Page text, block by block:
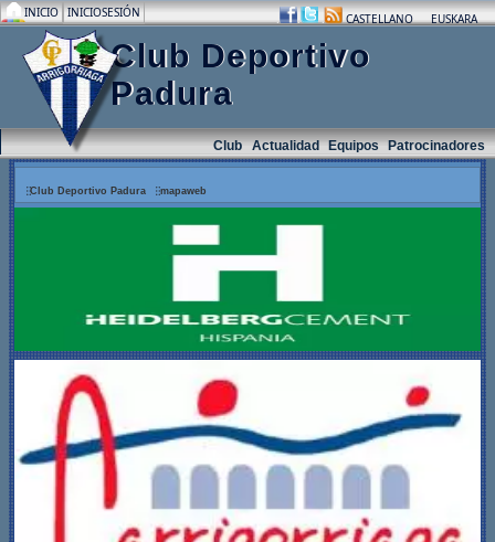
INICIO INICIOSESIÓN . . . CASTELLANO EUSKARA
Club Deportivo
Padura
Club Actualidad Equipos Patrocinadores
Club Deportivo Padura mapaweb